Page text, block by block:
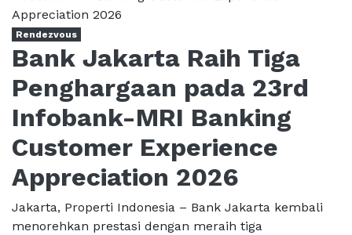
Rendezvous
Bank Jakarta Raih Tiga
Penghargaan pada 23rd
Infobank-MRI Banking
Customer Experience
Appreciation 2026
Jakarta, Properti Indonesia – Bank Jakarta kembali
menorehkan prestasi dengan meraih tiga